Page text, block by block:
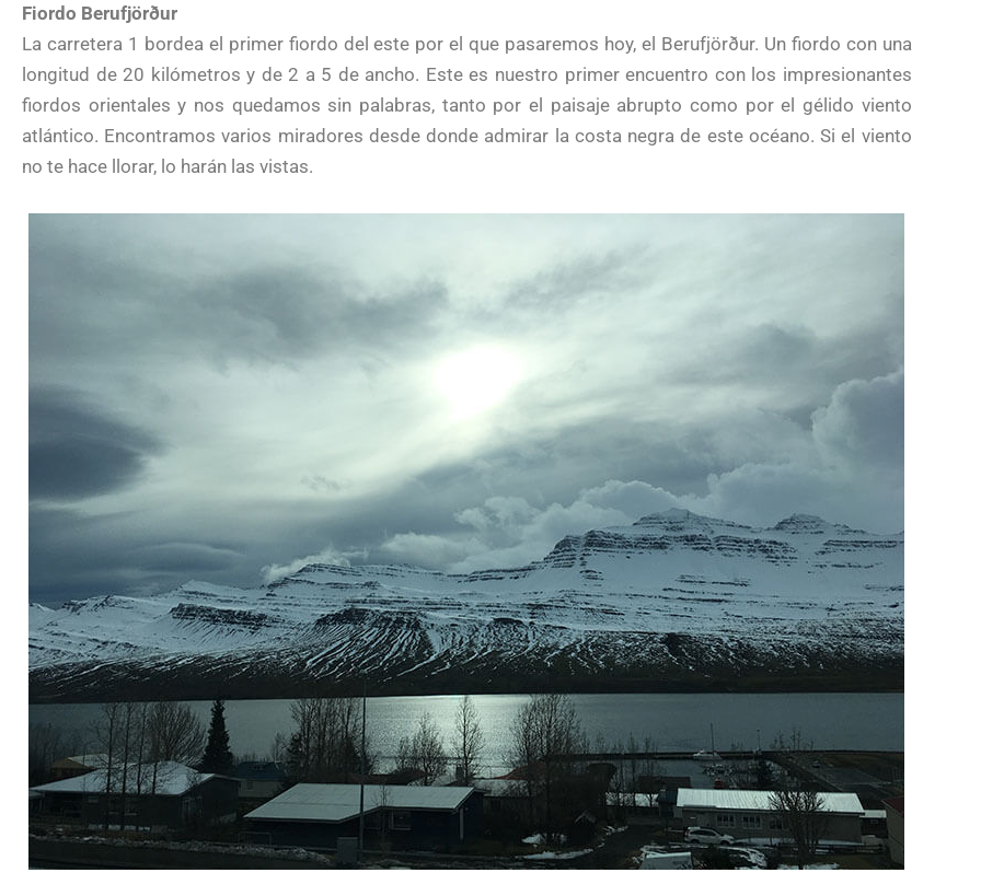
Fiordo Berufjörður
La carretera 1 bordea el primer fiordo del este por el que pasaremos hoy, el Berufjörður. Un fiordo con una
longitud de 20 kilómetros y de 2 a 5 de ancho. Este es nuestro primer encuentro con los impresionantes
fiordos orientales y nos quedamos sin palabras, tanto por el paisaje abrupto como por el gélido viento
atlántico. Encontramos varios miradores desde donde admirar la costa negra de este océano. Si el viento
no te hace llorar, lo harán las vistas.